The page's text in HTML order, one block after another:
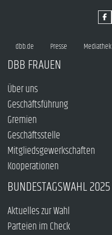
dbb.de Presse Mediathek
DBB FRAUEN
Über uns
Geschäftsführung
Gremien
Geschäftsstelle
Mitgliedsgewerkschaften
Kooperationen
BUNDESTAGSWAHL 2025
Aktuelles zur Wahl
Parteien im Check